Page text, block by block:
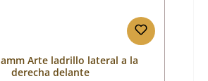
Arte ladrillo lateral a la
derecha delante